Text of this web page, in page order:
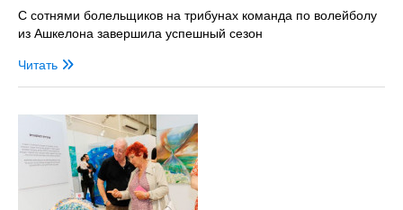
С сотнями болельщиков на трибунах команда по волейболу
из Ашкелона завершила успешный сезон
Читать